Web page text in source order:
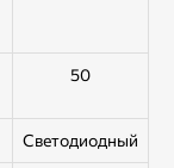
50
Светодиодный